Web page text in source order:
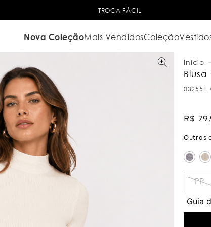
TROCA FÁCIL
Nova ColeçãoMais VendidosColeção
R$ 79,
PP
Guia